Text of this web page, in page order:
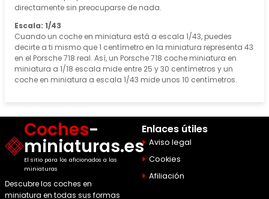
directamente sin preocuparse de nada.
Escala: 1/43
Cuando un coche en miniatura está a escala 1/43, puedes
decirte a ti mismo que 1 centímetro en la miniatura representa 43
en el Porsche 718 real. Así, un Porsche 718 coche miniatura en
miniatura a 1/18 escala mide entre 25 y 30 centímetros y un
coche en miniatura a escala 1/43 mide unos 10 centímetros.
Coches-
miniaturas.es
El sitio para los aficionados a las
miniaturas
Descubre los coches en
miniatura en todas sus formas
Enlaces útiles
Aviso legal
Cookies
Afiliación